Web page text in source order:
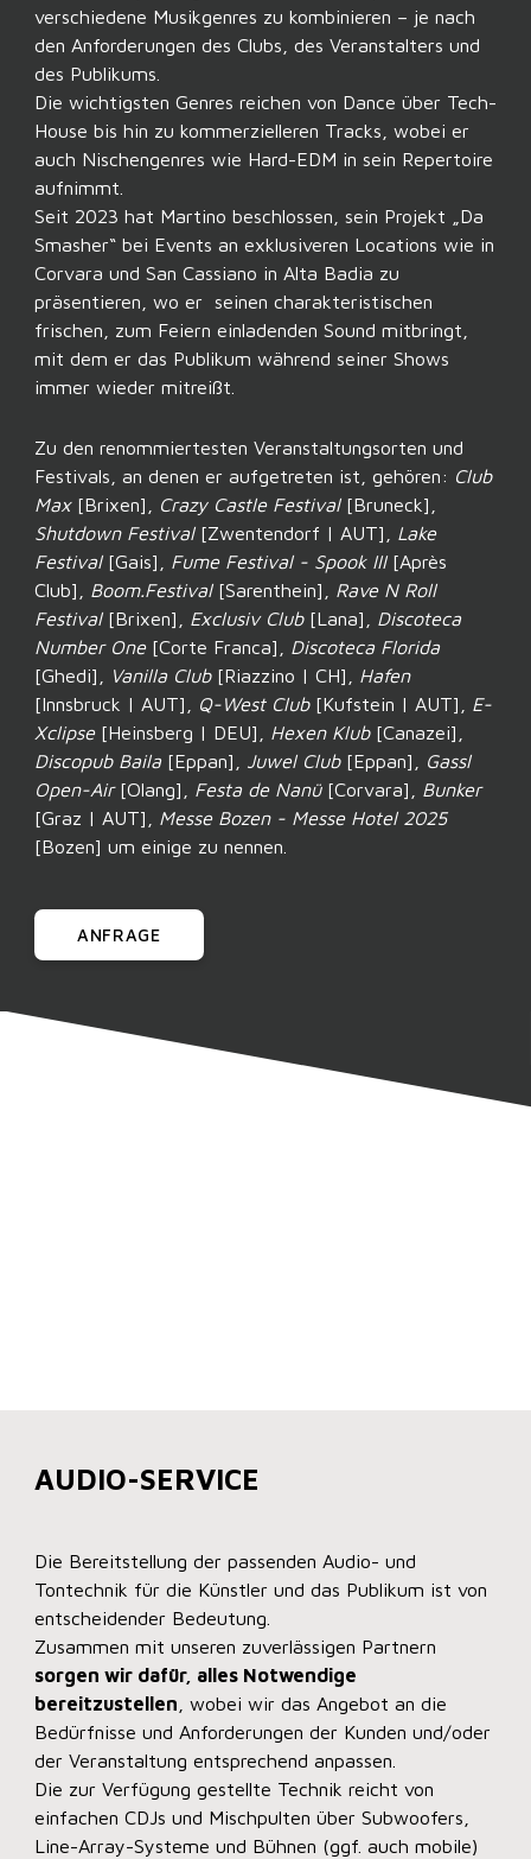
verschiedene Musikgenres zu kombinieren – je nach
den Anforderungen des Clubs, des Veranstalters und
des Publikums.
Die wichtigsten Genres reichen von Dance über Tech-
House bis hin zu kommerzielleren Tracks, wobei er
auch Nischengenres wie Hard-EDM in sein Repertoire
aufnimmt.
Seit 2023 hat Martino beschlossen, sein Projekt „Da
Smasher“ bei Events an exklusiveren Locations wie in
Corvara und San Cassiano in Alta Badia zu
präsentieren, wo er seinen charakteristischen
frischen, zum Feiern einladenden Sound mitbringt,
mit dem er das Publikum während seiner Shows
immer wieder mitreißt.
Zu den renommiertesten Veranstaltungsorten und
Festivals, an denen er aufgetreten ist, gehören: Club
Max[Brixen], Crazy Castle Festival[Bruneck],
Shutdown Festival[Zwentendorf | AUT],
Lake
Festival[Gais], Fume Festival - Spook III[Après
Club],
Boom.Festival[Sarenthein],
Rave N Roll
Festival[Brixen], Exclusiv Club[Lana],
Discoteca
Number One[Corte Franca],
Discoteca Florida
[Ghedi],
Vanilla Club[Riazzino | CH],
Hafen
[Innsbruck | AUT],
Q-West Club[Kufstein | AUT],
E-
Xclipse[Heinsberg | DEU], Hexen Klub[Canazei],
Discopub Baila[Eppan], Juwel Club[Eppan],
Gassl
Open-Air[Olang], Festa de Nanü[Corvara],
Bunker
[Graz | AUT],
Messe Bozen - Messe Hotel 2025
[Bozen] um einige zu nennen.
ANFRAGE
AUDIO-SERVICE
Die Bereitstellung der passenden Audio- und
Tontechnik für die Künstler und das Publikum ist von
entscheidender Bedeutung.
Zusammen mit unseren zuverlässigen Partnern
sorgen wir dafür, alles Notwendige
bereitzustellen , wobei wir das Angebot an die
Bedürfnisse und Anforderungen der Kunden und/oder
der Veranstaltung entsprechend anpassen.
Die zur Verfügung gestellte Technik reicht von
einfachen CDJs und Mischpulten über Subwoofers,
Line-Array-Systeme und Bühnen (ggf. auch mobile)